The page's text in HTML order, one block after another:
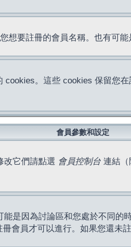
要註冊的會員名稱。也有可
cookies。這些 cookies 保留您
會員參數和設定
改它們請點選 會員控制台 連結
是因為討論區和您處於不同
會員才可以進行。如果您還未